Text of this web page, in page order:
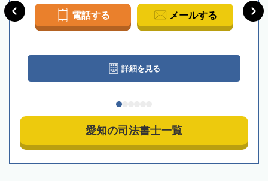
電話する メールする
詳細を見る
愛知の司法書士一覧